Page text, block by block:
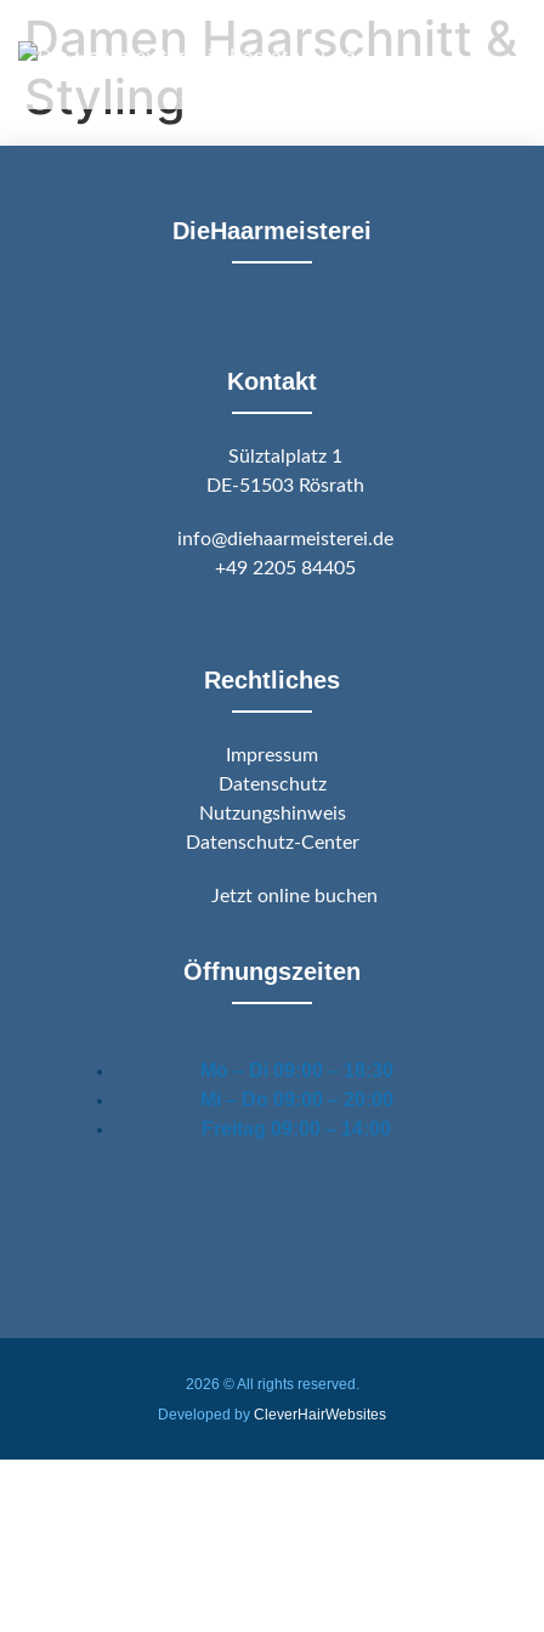
Damen Haarschnitt &
Styling
DieHaarmeisterei
Kontakt
Sülztalplatz 1
DE-51503 Rösrath
info@diehaarmeisterei.de
+49 2205 84405
Rechtliches
Impressum
Datenschutz
Nutzungshinweis
Datenschutz-Center
Jetzt online buchen
Öffnungszeiten
Mo – Di 09:00 – 18:30
Mi – Do 09:00 – 20:00
Freitag 09:00 – 14:00
2026 © All rights reserved.
Developed by CleverHairWebsites